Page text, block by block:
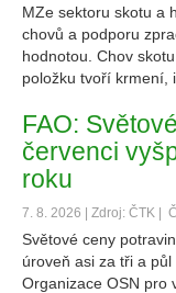
MZe sektoru skotu a
chovů a podporu
hodnotou. Chov
položku tvoří krmení,
FAO:
červenci
roku
7. 8. 2026 | Zdroj: ČTK |
Světové ceny
úroveň asi za tři a
Organizace OSN pro